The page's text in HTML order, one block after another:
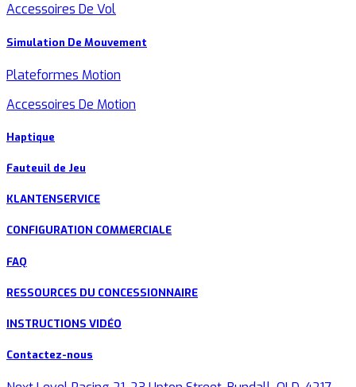
Accessoires De Vol
Simulation De Mouvement
Plateformes Motion
Accessoires De Motion
Haptique
Fauteuil de Jeu
KLANTENSERVICE
CONFIGURATION COMMERCIALE
FAQ
RESSOURCES DU CONCESSIONNAIRE
INSTRUCTIONS VIDÉO
Contactez-nous